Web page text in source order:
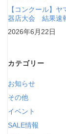
【コンクール】
器店大会 結果速
2026年6月22日
カテゴリー
お知らせ
その他
イベント
SALE情報